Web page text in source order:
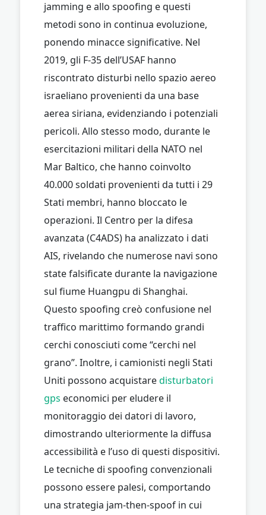
jamming e allo spoofing e questi
metodi sono in continua evoluzione,
ponendo minacce significative. Nel
2019, gli F-35 dell’USAF hanno
riscontrato disturbi nello spazio aereo
israeliano provenienti da una base
aerea siriana, evidenziando i potenziali
pericoli. Allo stesso modo, durante le
esercitazioni militari della NATO nel
Mar Baltico, che hanno coinvolto
40.000 soldati provenienti da tutti i 29
Stati membri, hanno bloccato le
operazioni. Il Centro per la difesa
avanzata (C4ADS) ha analizzato i dati
AIS, rivelando che numerose navi sono
state falsificate durante la navigazione
sul fiume Huangpu di Shanghai.
Questo spoofing creò confusione nel
traffico marittimo formando grandi
cerchi conosciuti come “cerchi nel
grano”. Inoltre, i camionisti negli Stati
Uniti possono acquistaredisturbatori
gps economici per eludere il
monitoraggio dei datori di lavoro,
dimostrando ulteriormente la diffusa
accessibilità e l’uso di questi dispositivi.
Le tecniche di spoofing convenzionali
possono essere palesi, comportando
una strategia jam-then-spoof in cui